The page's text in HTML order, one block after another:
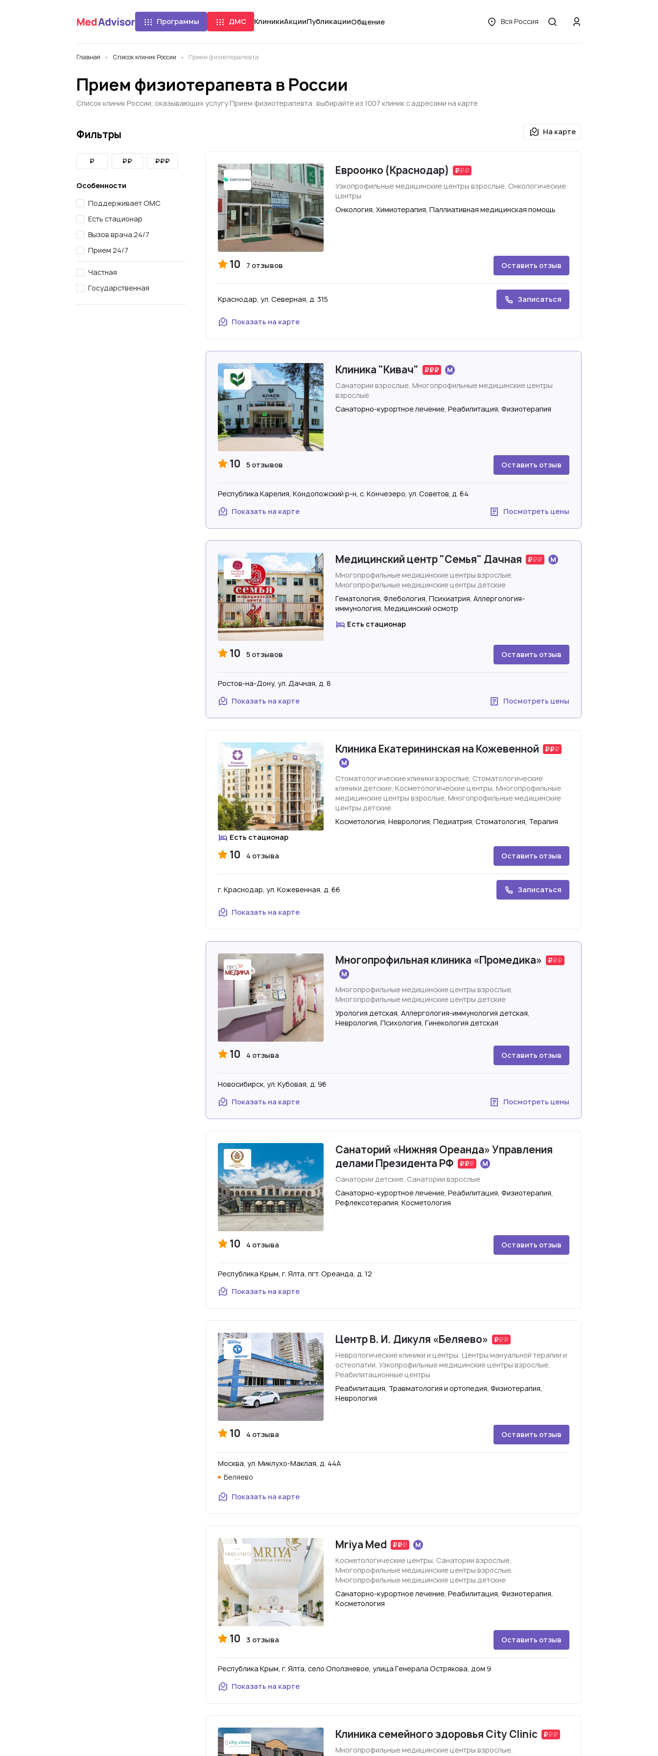
Программы ДМС КлиникиАкцииПубликацииОбщение Вся Россия
Главная Список клиник России Прием физиотерапевта
Прием физиотерапевта в России
Список клиник России, оказывающих услугу Прием физиотерапевта: выбирайте из 1007 клиник с адресами на карте
Фильтры
₽ ₽₽ ₽₽₽
Особенности
Поддерживает ОМС
Есть стационар
Вызов врача 24/7
Прием 24/7
Частная
Государственная
На карте
Евроонко (Краснодар)
Узкопрофильные медицинские центры взрослые, Онкологические
центры
Онкология, Химиотерапия, Паллиативная медицинская помощь
10 7 отзывов Оставить отзыв
Краснодар, ул. Северная, д. 315 Записаться
Показать на карте
Клиника "Кивач"
Санатории взрослые, Многопрофильные медицинские центры
взрослые
Санаторно-курортное лечение, Реабилитация, Физиотерапия
10 5 отзывов Оставить отзыв
Республика Карелия, Кондопожский р-н, с. Кончезеро, ул. Советов, д. 64
Показать на карте
Посмотреть цены
Медицинский центр "Семья" Дачная
Многопрофильные медицинские центры взрослые,
Многопрофильные медицинские центры детские
Гематология, Флебология, Психиатрия, Аллергология-
иммунология, Медицинский осмотр
Есть стационар
10 5 отзывов Оставить отзыв
Ростов-на-Дону, ул. Дачная, д. 8
Показать на карте
Посмотреть цены
Клиника Екатерининская на Кожевенной
Стоматологические клиники взрослые, Стоматологические
клиники детские, Косметологические центры, Многопрофильные
медицинские центры взрослые, Многопрофильные медицинские
центры детские
Косметология, Неврология, Педиатрия, Стоматология, Терапия
Есть стационар
10 4 отзыва Оставить отзыв
г. Краснодар, ул. Кожевенная, д. 66 Записаться
Показать на карте
Многопрофильная клиника «Промедика»
Многопрофильные медицинские центры взрослые,
Многопрофильные медицинские центры детские
Урология детская, Аллергология-иммунология детская,
Неврология, Психология, Гинекология детская
10 4 отзыва Оставить отзыв
Новосибирск, ул. Кубовая, д. 96
Показать на карте
Посмотреть цены
Санаторий «Нижняя Ореанда» Управления
делами Президента РФ
Санатории детские, Санатории взрослые
Санаторно-курортное лечение, Реабилитация, Физиотерапия,
Рефлексотерапия, Косметология
10 4 отзыва Оставить отзыв
Республика Крым, г. Ялта, пгт. Ореанда, д. 12
Показать на карте
Центр В. И. Дикуля «Беляево»
Неврологические клиники и центры, Центры мануальной терапии и
остеопатии, Узкопрофильные медицинские центры взрослые,
Реабилитационные центры
Реабилитация, Травматология и ортопедия, Физиотерапия,
Неврология
10 4 отзыва Оставить отзыв
Москва, ул. Миклухо-Маклая, д. 44А
Беляево
Показать на карте
Mriya Med
Косметологические центры, Санатории взрослые,
Многопрофильные медицинские центры взрослые,
Многопрофильные медицинские центры детские
Санаторно-курортное лечение, Реабилитация, Физиотерапия,
Косметология
10 3 отзыва Оставить отзыв
Республика Крым, г. Ялта, село Оползневое, улица Генерала Острякова, дом 9
Показать на карте
Клиника семейного здоровья City Clinic
Многопрофильные медицинские центры взрослые,